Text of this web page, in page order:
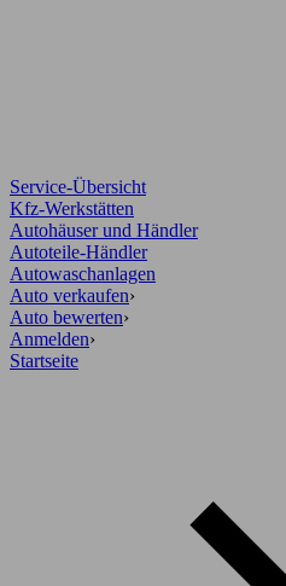
Service-Übersicht
Kfz-Werkstätten
Autohäuser und Händler
Autoteile-Händler
Autowaschanlagen
Auto verkaufen›
Auto bewerten›
Anmelden›
Startseite